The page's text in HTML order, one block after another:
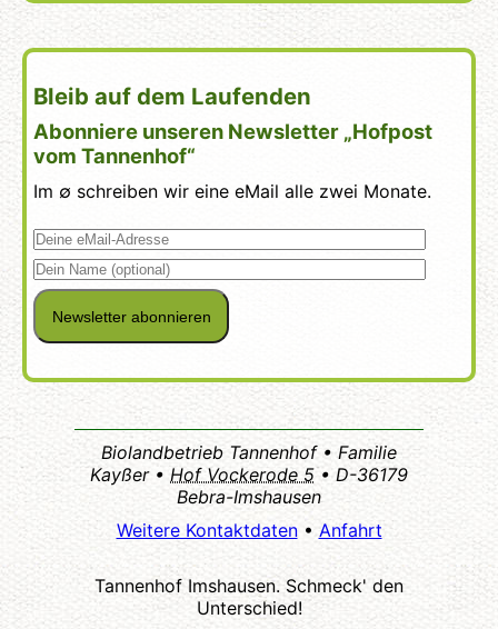
Bleib auf dem Laufenden
Abonniere unseren Newsletter „Hofpost
vom Tannenhof“
Im ∅ schreiben wir eine eMail alle zwei Monate.
Biolandbetrieb Tannenhof • Familie
Kayßer • Hof Vockerode 5• D-36179
Bebra-Imshausen
Weitere Kontaktdaten• Anfahrt
Tannenhof Imshausen. Schmeck' den
Unterschied!